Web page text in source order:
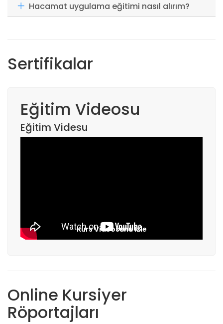
Hacamat uygulama eğitimi nasıl alırım?
Sertifikalar
Eğitim Videosu
Eğitim Videsu
Kurs Videosunu İzle
Online Kursiyer
Röportajları